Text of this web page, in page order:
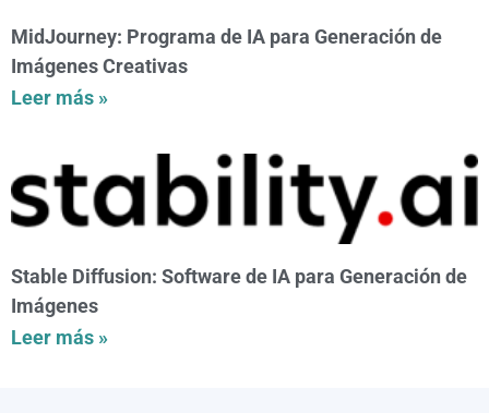
MidJourney: Programa de IA para Generación de
Imágenes Creativas
Leer más »
Stable Diffusion: Software de IA para Generación de
Imágenes
Leer más »